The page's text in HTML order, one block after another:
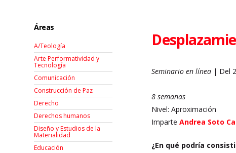
Seminario en línea | Del
8 semanas
Nivel: Aproximación
ImparteAndrea Soto
¿En qué podría
Áreas
A/Teología
Arte Performatividad y
Tecnología
Comunicación
Construcción de Paz
Derecho
Derechos humanos
Diseño y Estudios de la
Materialidad
Educación